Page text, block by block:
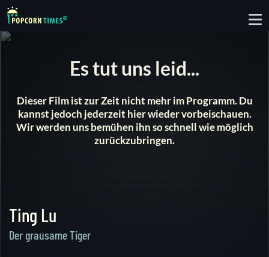
Es tut uns leid...
Dieser Film ist zur Zeit nicht mehr im Programm. Du
kannst jedoch jederzeit hier wieder vorbeischauen.
Wir werden uns bemühen ihn so schnell wie möglich
zurückzubringen.
Ting Lu
Der grausame Tiger